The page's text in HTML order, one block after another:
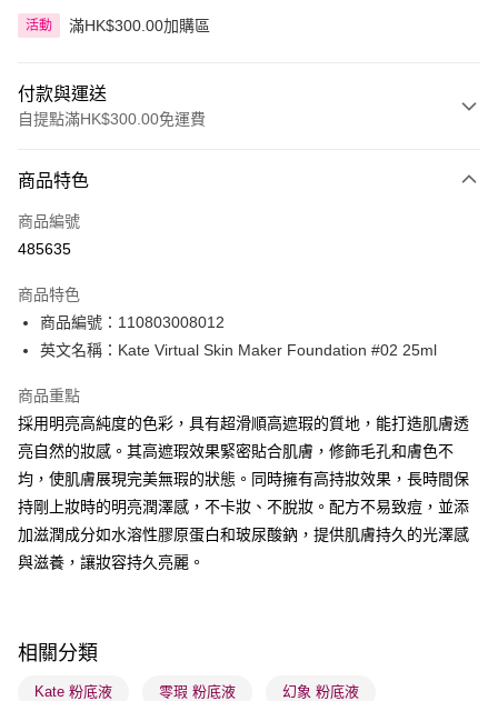
活動 滿HK$300.00加購區
付款與運送
自提點滿HK$300.00免運費
信用卡
Apple Pay
PayMe
WeChat Pay
BoC Pay
送貨方式
順豐自助櫃 - 確認發貨後1-3個工作天送達
每筆HK$65.00，滿HK$300.00或以上免運費
順豐站及營業點 - 確認發貨後1-3個工作天送達
物流公司進行物流配送
每筆HK$65.00，滿HK$300.00或以上免運費
商品特色
商品編號
485635
商品特色
商品編號：110803008012
英文名稱：Kate Virtual Skin Maker Foundation #02 25ml
商品重點
採用明亮高純度的色彩，具有超滑順高遮瑕的質地，能打造肌膚透
亮自然的妝感。其高遮瑕效果緊密貼合肌膚，修飾毛孔和膚色不
均，使肌膚展現完美無瑕的狀態。同時擁有高持妝效果，長時間保
持剛上妝時的明亮潤澤感，不卡妝、不脫妝。配方不易致痘，並添
加滋潤成分如水溶性膠原蛋白和玻尿酸鈉，提供肌膚持久的光澤感
與滋養，讓妝容持久亮麗。
相關分類
Kate 粉底液 零瑕 粉底液 幻象 粉底液